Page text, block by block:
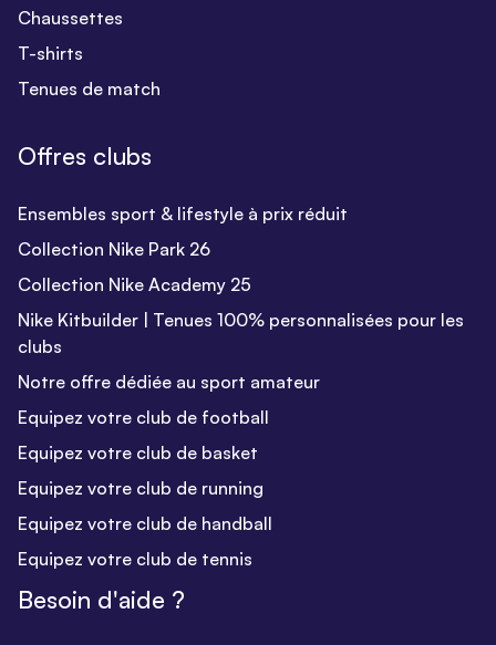
Chaussettes
T-shirts
Tenues de match
Offres clubs
Ensembles sport & lifestyle à prix réduit
Collection Nike Park 26
Collection Nike Academy 25
Nike Kitbuilder | Tenues 100% personnalisées pour les
clubs
Notre offre dédiée au sport amateur
Equipez votre club de football
Equipez votre club de basket
Equipez votre club de running
Equipez votre club de handball
Equipez votre club de tennis
Besoin d'aide ?